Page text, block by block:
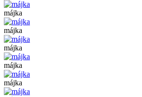
májka
májka
májka
májka
májka